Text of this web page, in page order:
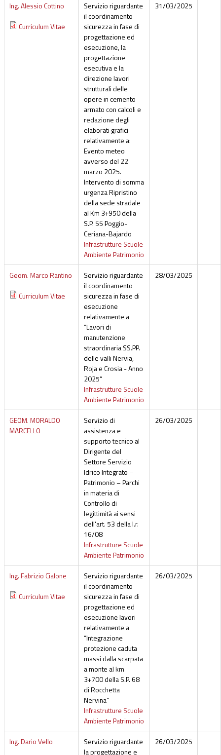
Ing. Alessio Cottino
Curriculum Vitae
Servizio riguardante
il coordinamento
sicurezza in fase di
progettazione ed
esecuzione, la
progettazione
esecutiva e la
direzione lavori
strutturali delle
opere in cemento
armato con calcoli e
redazione degli
elaborati grafici
relativamente a:
Evento meteo
avverso del 22
marzo 2025.
Intervento di somma
urgenza Ripristino
della sede stradale
al Km 3+950 della
S.P. 55 Poggio-
Ceriana-Bajardo
Infrastrutture Scuole
Ambiente Patrimonio
31/03/2025
Geom. Marco Rantino
Curriculum Vitae
Servizio riguardante
il coordinamento
sicurezza in fase di
esecuzione
relativamente a
“Lavori di
manutenzione
straordinaria SS.PP.
delle valli Nervia,
Roja e Crosia - Anno
2025”
Infrastrutture Scuole
Ambiente Patrimonio
28/03/2025
GEOM. MORALDO
MARCELLO
Servizio di
assistenza e
supporto tecnico al
Dirigente del
Settore Servizio
Idrico Integrato –
Patrimonio – Parchi
in materia di
Controllo di
legittimità ai sensi
dell'art. 53 della l.r.
16/08
Infrastrutture Scuole
Ambiente Patrimonio
26/03/2025
Ing. Fabrizio Cialone
Curriculum Vitae
Servizio riguardante
il coordinamento
sicurezza in fase di
progettazione ed
esecuzione lavori
relativamente a
“Integrazione
protezione caduta
massi dalla scarpata
a monte al km
3+700 della S.P. 68
di Rocchetta
Nervina”
Infrastrutture Scuole
Ambiente Patrimonio
26/03/2025
Ing. Dario Vello
Servizio riguardante
la progettazione e
26/03/2025